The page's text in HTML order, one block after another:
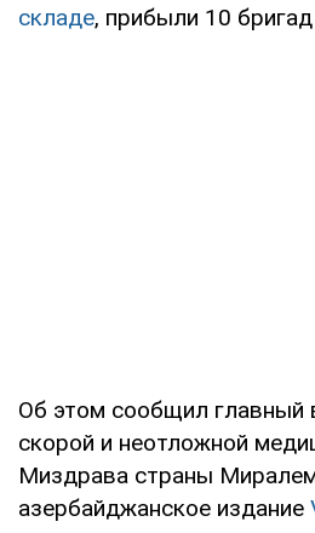
складе, прибыли 10
Об этом сообщил главный
скорой и неотложной
Миздрава страны
азербайджанское издание